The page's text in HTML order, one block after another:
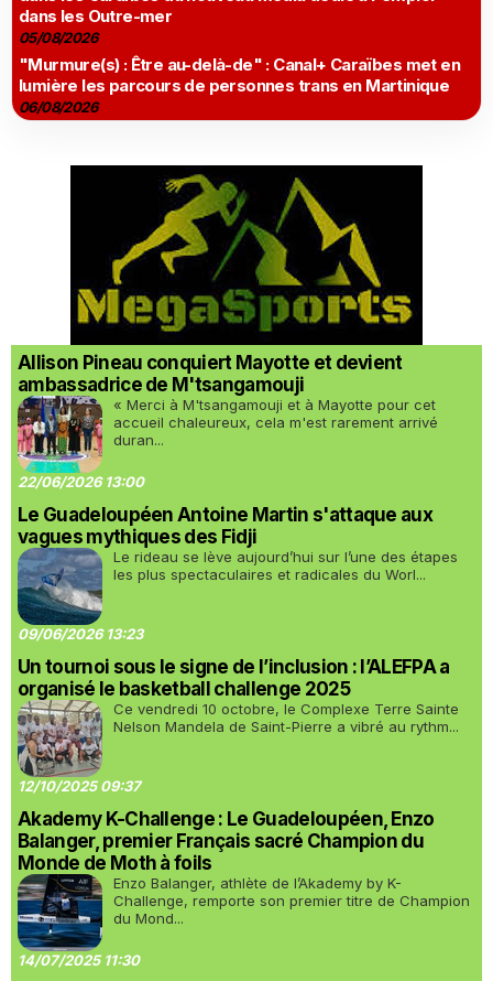
dans les Outre-mer
05/08/2026
"Murmure(s) : Être au-delà-de" : Canal+ Caraïbes met en
lumière les parcours de personnes trans en Martinique
06/08/2026
Allison Pineau conquiert Mayotte et devient
ambassadrice de M'tsangamouji
« Merci à M'tsangamouji et à Mayotte pour cet
accueil chaleureux, cela m'est rarement arrivé
duran...
22/06/2026 13:00
Le Guadeloupéen Antoine Martin s'attaque aux
vagues mythiques des Fidji
Le rideau se lève aujourd’hui sur l’une des étapes
les plus spectaculaires et radicales du Worl...
09/06/2026 13:23
Un tournoi sous le signe de l’inclusion : l’ALEFPA a
organisé le basketball challenge 2025
Ce vendredi 10 octobre, le Complexe Terre Sainte
Nelson Mandela de Saint-Pierre a vibré au rythm...
12/10/2025 09:37
Akademy K-Challenge : Le Guadeloupéen, Enzo
Balanger, premier Français sacré Champion du
Monde de Moth à foils
Enzo Balanger, athlète de l’Akademy by K-
Challenge, remporte son premier titre de Champion
du Mond...
14/07/2025 11:30